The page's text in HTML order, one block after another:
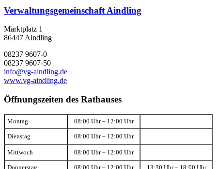
Verwaltungsgemeinschaft Aindling
Marktplatz 1
86447 Aindling
08237 9607-0
08237 9607-50
info@vg-aindling.de
www.vg-aindling.de
Öffnungszeiten des Rathauses
Montag 08:00 Uhr – 12:00 Uhr
Dienstag 08:00 Uhr – 12:00 Uhr
Mittwoch 08:00 Uhr – 12:00 Uhr
Donnerstag 08:00 Uhr – 12:00 Uhr 13:30 Uhr – 18:00 Uhr